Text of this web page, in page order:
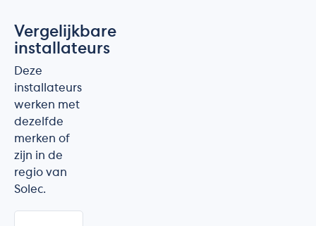
Vergelijkbare
installateurs
Deze
installateurs
werken met
dezelfde
merken of
zijn in de
regio van
Solec.